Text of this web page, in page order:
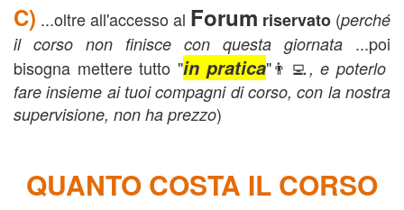
C) ...oltre all'accesso al Forum riservato (perché
il corso non finisce con questa giornata ...poi
bisogna mettere tutto "in pratica"👨‍💻 , e poterlo
fare insieme ai tuoi compagni di corso, con la nostra
supervisione, non ha prezzo)
QUANTO COSTA IL CORSO